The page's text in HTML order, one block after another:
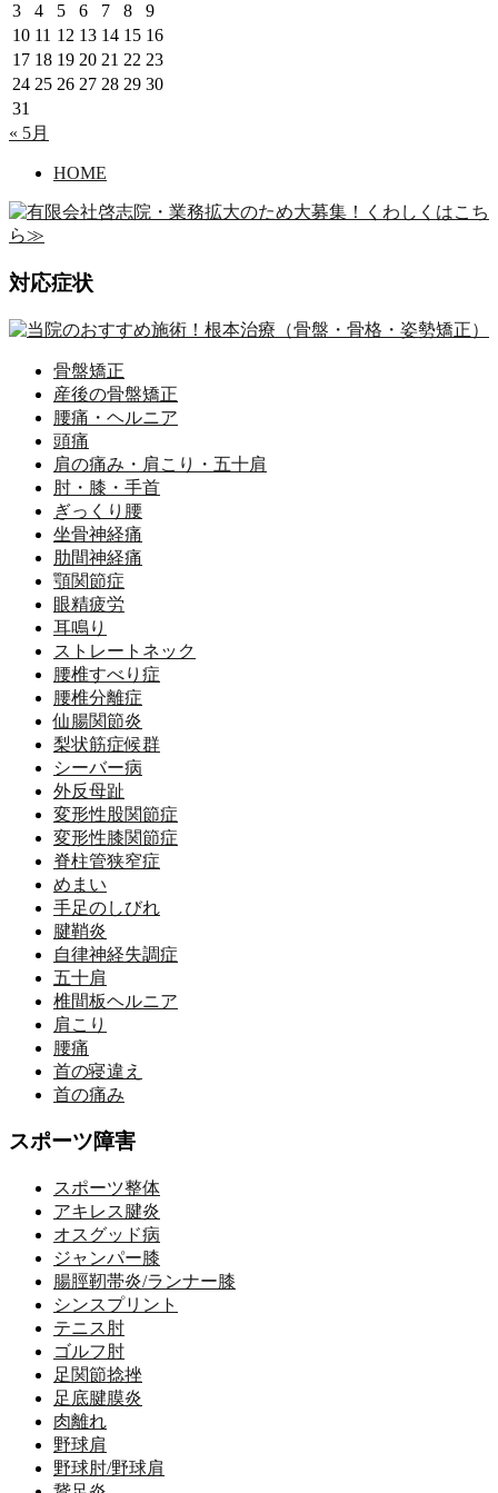
3
4 5 6 7 8
9
10 11 12 13 14 15 16
17 18 19 20 21 22 23
24 25 26 27 28 29 30
31
« 5月
HOME
対応症状
骨盤矯正
産後の骨盤矯正
腰痛・ヘルニア
頭痛
肩の痛み・肩こり・五十肩
肘・膝・手首
ぎっくり腰
坐骨神経痛
肋間神経痛
顎関節症
眼精疲労
耳鳴り
ストレートネック
腰椎すべり症
腰椎分離症
仙腸関節炎
梨状筋症候群
シーバー病
外反母趾
変形性股関節症
変形性膝関節症
脊柱管狭窄症
めまい
手足のしびれ
腱鞘炎
自律神経失調症
五十肩
椎間板ヘルニア
肩こり
腰痛
首の寝違え
首の痛み
スポーツ障害
スポーツ整体
アキレス腱炎
オスグッド病
ジャンパー膝
腸脛靭帯炎/ランナー膝
シンスプリント
テニス肘
ゴルフ肘
足関節捻挫
足底腱膜炎
肉離れ
野球肩
野球肘/野球肩